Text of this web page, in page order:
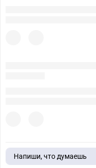
Напиши, что думаешь